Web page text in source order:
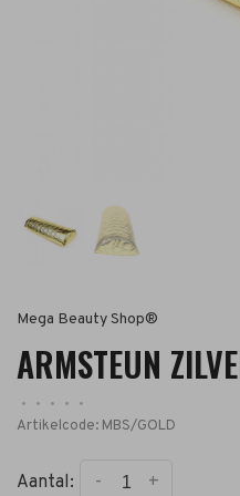
Mega Beauty Shop®
ARMSTEUN
• • • •
•
Artikelcode: MBS/GOLD
Aantal: +
-